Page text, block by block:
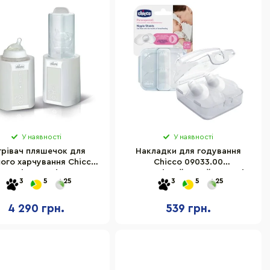
У наявності
пляшечок для
харчування Chicco
3 5 25
4 290 грн.
У наявності
Накладки для годування
Chicco 09033.00
S-M
3 5 25
539 грн.